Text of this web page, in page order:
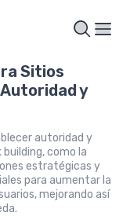
Sitios
y
autoridad y
como la
estratégicas y
para aumentar la
mejorando así